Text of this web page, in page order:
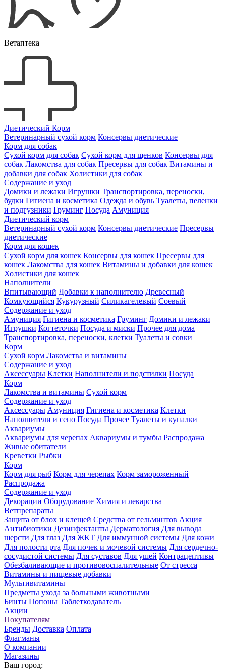
Ветаптека
Диетический Корм
Ветеринарный сухой корм Консервы диетические
Корм для собак
Сухой корм для собак Сухой корм для щенков Консервы для
собак Лакомства для собак Пресервы для собак Витамины и
добавки для собак Холистики для собак
Содержание и уход
Домики и лежаки Игрушки Транспортировка, переноски,
будки Гигиена и косметика Одежда и обувь Туалеты, пеленки
и подгузники Груминг Посуда Амуниция
Диетический корм
Ветеринарный сухой корм Консервы диетические Пресервы
диетические
Корм для кошек
Сухой корм для кошек Консервы для кошек Пресервы для
кошек Лакомства для кошек Витамины и добавки для кошек
Холистики для кошек
Наполнители
Впитывающий Добавки к наполнителю Древесный
Комкующийся Кукурузный Силикагелевый Соевый
Содержание и уход
Амуниция Гигиена и косметика Груминг Домики и лежаки
Игрушки Когтеточки Посуда и миски Прочее для дома
Транспортировка, переноски, клетки Туалеты и совки
Корм
Сухой корм Лакомства и витамины
Содержание и уход
Аксессуары Клетки Наполнители и подстилки Посуда
Корм
Лакомства и витамины Сухой корм
Содержание и уход
Аксессуары Амуниция Гигиена и косметика Клетки
Наполнители и сено Посуда Прочее Туалеты и купалки
Аквариумы
Аквариумы для черепах Аквариумы и тумбы Распродажа
Живые обитатели
Креветки Рыбки
Корм
Корм для рыб Корм для черепах Корм замороженный
Распродажа
Содержание и уход
Декорации Оборудование Химия и лекарства
Ветпрепараты
Защита от блох и клещей Средства от гельминтов Акция
Антибиотики Дезинфектанты Дерматология Для вывода
шерсти Для глаз Для ЖКТ Для иммунной системы Для кожи
Для полости рта Для почек и мочевой системы Для сердечно-
сосудистой системы Для суставов Для ушей Контрацептивы
Обезбаливающие и противовоспалительные От стресса
Витамины и пищевые добавки
Мультивитамины
Предметы ухода за больными животными
Бинты Попоны Таблеткодаватель
Акции
Покупателям
Бренды Доставка Оплата
Флагманы
О компании
Магазины
Ваш город: